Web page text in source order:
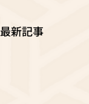
最新記事